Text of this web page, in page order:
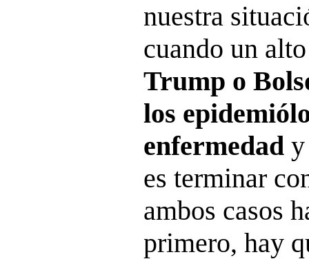
nuestra
cuando un
Trump o
los
enfermedad
es terminar
ambos casos
primero, hay